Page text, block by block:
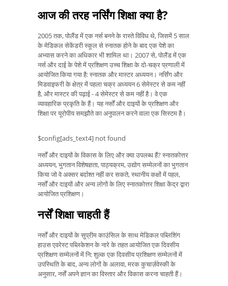
आज की तरह नर्सिंग शिक्षा क्या है?
2005 तक, पोलैंड में एक नर्स बनने के रास्ते विविध थे, जिसमें 5 साल
के मेडिकल सेकेंडरी स्कूल से स्नातक होने के बाद एक पेशे का
अभ्यास करने का अधिकार भी शामिल था। 2007 से, पोलैंड में एक
नर्स और दाई के पेशे में प्रशिक्षण उच्च शिक्षा के दो-चक्र प्रणाली में
आयोजित किया गया है: स्नातक और मास्टर अध्ययन। नर्सिंग और
मिडवाइफरी के क्षेत्र में पहला चक्र अध्ययन 6 सेमेस्टर से कम नहीं
है, और मास्टर की पढ़ाई - 4 सेमेस्टर से कम नहीं है। वे एक
व्यावहारिक प्रकृति के हैं। यह नर्सों और दाइयों के प्रशिक्षण और
शिक्षा पर यूरोपीय समझौते का अनुपालन करने वाला एक सिस्टम है।
$config[ads_text4] not found
नर्सों और दाइयों के विकास के लिए और क्या उपलब्ध हैं? स्नातकोत्तर
अध्ययन, भुगतान विशेषज्ञता, पाठ्यक्रम, उद्योग सम्मेलनों का भुगतान
किया जो वे अक्सर बर्दाश्त नहीं कर सकते, स्थानीय कक्षों में पहल,
नर्सों और दाइयों और अन्य लोगों के लिए स्नातकोत्तर शिक्षा केंद्र द्वारा
आयोजित प्रशिक्षण।
नर्सें शिक्षा चाहती हैं
नर्सों और दाइयों के सुप्रीम काउंसिल के साथ मेडिकल पब्लिशिंग
हाउस एवरेस्ट पब्लिकेशन के नारे के तहत आयोजित एक दिवसीय
प्रशिक्षण सम्मेलनों में नि: शुल्क एक दिवसीय प्रशिक्षण सम्मेलनों में
उपस्थिति के बाद, अन्य लोगों के अलावा, मरक कुचार्ज़वेस्की के
अनुसार, नर्सें अपने ज्ञान का विस्तार और विकास करना चाहती हैं।